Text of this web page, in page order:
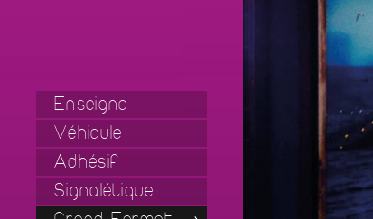
Enseigne
Véhicule
Adhésif
Signalétique